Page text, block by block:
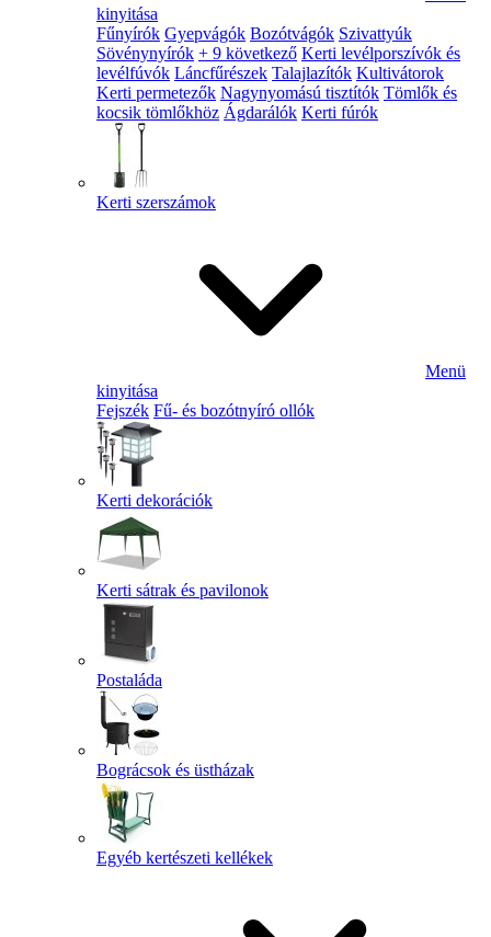
kinyitása
Fűnyírók Gyepvágók Bozótvágók Szivattyúk
Sövénynyírók + 9 következő Kerti levélporszívók és
levélfúvók Láncfűrészek Talajlazítók Kultivátorok
Kerti permetezők Nagynyomású tisztítók Tömlők és
kocsik tömlőkhöz Ágdarálók Kerti fúrók
Kerti szerszámok
Menü
kinyitása
Fejszék Fű- és bozótnyíró ollók
Kerti dekorációk
Kerti sátrak és pavilonok
Postaláda
Bográcsok és üstházak
Egyéb kertészeti kellékek